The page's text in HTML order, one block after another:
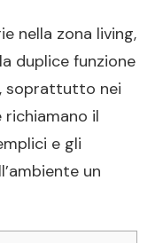
nella zona living,
duplice funzione
soprattutto nei
richiamano il
e gli
un